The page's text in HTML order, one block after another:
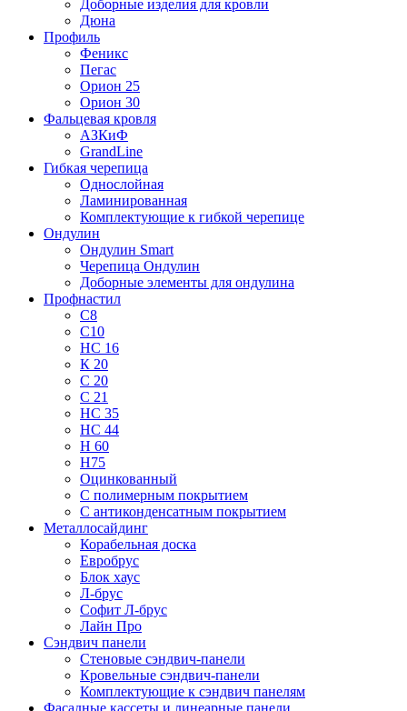
Доборные изделия для кровли
Дюна
Профиль
Феникс
Пегас
Орион 25
Орион 30
Фальцевая кровля
АЗКиФ
GrandLine
Гибкая черепица
Однослойная
Ламинированная
Комплектующие к гибкой черепице
Ондулин
Ондулин Smart
Черепица Ондулин
Доборные элементы для ондулина
Профнастил
С8
С10
НС 16
К 20
С 20
С 21
НС 35
НС 44
Н 60
Н75
Оцинкованный
С полимерным покрытием
С антиконденсатным покрытием
Металлосайдинг
Корабельная доска
Евробрус
Блок хаус
Л-брус
Софит Л-брус
Лайн Про
Сэндвич панели
Стеновые сэндвич-панели
Кровельные сэндвич-панели
Комплектующие к сэндвич панелям
Фасадные кассеты и линеарные панели